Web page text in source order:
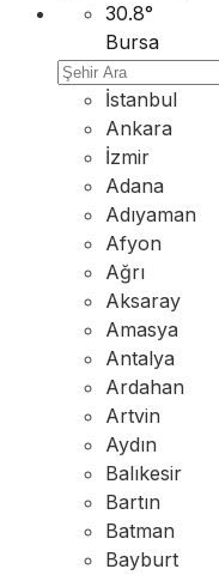
30.8°
Bursa
İstanbul
Ankara
İzmir
Adana
Adıyaman
Afyon
Ağrı
Aksaray
Amasya
Antalya
Ardahan
Artvin
Aydın
Balıkesir
Bartın
Batman
Bayburt